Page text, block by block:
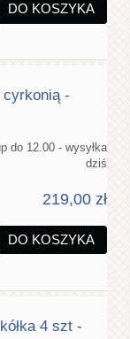
DO KOSZYKA
-
do 12.00 - wysyłka
dziś
219,00 zł
DO KOSZYKA
4 szt -